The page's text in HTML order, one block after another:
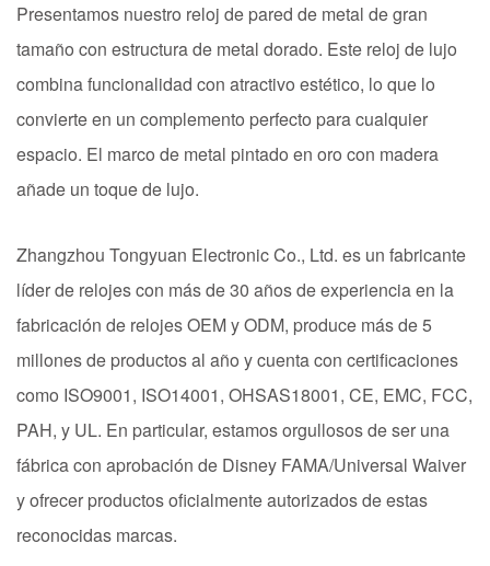
Presentamos nuestro reloj de pared de metal de gran
tamaño con estructura de metal dorado. Este reloj de lujo
combina funcionalidad con atractivo estético, lo que lo
convierte en un complemento perfecto para cualquier
espacio. El marco de metal pintado en oro con madera
añade un toque de lujo.
Zhangzhou Tongyuan Electronic Co., Ltd. es un fabricante
líder de relojes con más de 30 años de experiencia en la
fabricación de relojes OEM y ODM, produce más de 5
millones de productos al año y cuenta con certificaciones
como ISO9001, ISO14001, OHSAS18001, CE, EMC, FCC,
PAH, y UL. En particular, estamos orgullosos de ser una
fábrica con aprobación de Disney FAMA/Universal Waiver
y ofrecer productos oficialmente autorizados de estas
reconocidas marcas.